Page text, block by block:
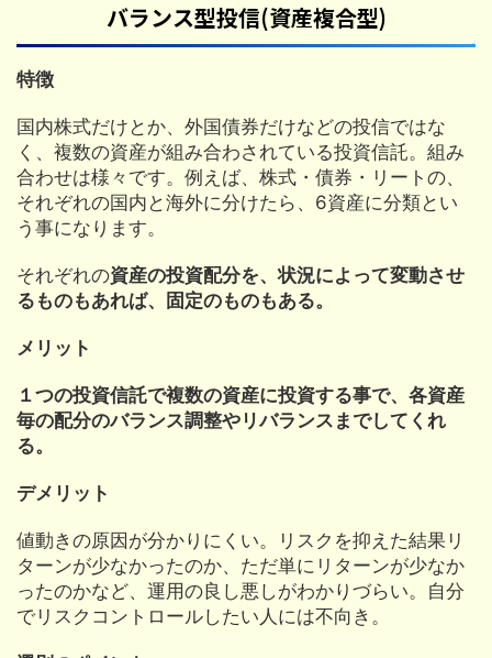
バランス型投信(資産複合型)
特徴
国内株式だけとか、外国債券だけなどの投信ではな
く、複数の資産が組み合わされている投資信託。組み
合わせは様々です。例えば、株式・債券・リートの、
それぞれの国内と海外に分けたら、6資産に分類とい
う事になります。
それぞれの資産の投資配分を、状況によって変動させ
るものもあれば、固定のものもある。
メリット
１つの投資信託で複数の資産に投資する事で、各資産
毎の配分のバランス調整やリバランスまでしてくれ
る。
デメリット
値動きの原因が分かりにくい。リスクを抑えた結果リ
ターンが少なかったのか、ただ単にリターンが少なか
ったのかなど、運用の良し悪しがわかりづらい。自分
でリスクコントロールしたい人には不向き。